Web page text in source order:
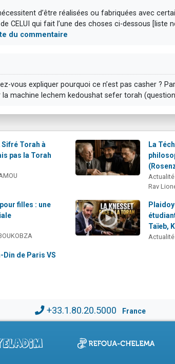
d’être réalisées ou fabriquées avec
CELUI qui fait l’une des choses ci-dessous [liste
du commentaire
vous expliquer pourquoi ce n’est pas casher ?
machine lechem kedoushat sefer torah
Sifré Torah à
pas la Torah
La
Actualité
Rav
filles : une
Taïeb,
Actualité
Din de Paris VS
+33.1.80.20.5000 France